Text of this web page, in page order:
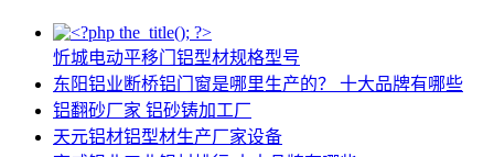
忻城电动平移门铝型材规格型号
东阳铝业断桥铝门窗是哪里生产的？ 十大品牌有哪些
铝翻砂厂家 铝砂铸加工厂
天元铝材铝型材生产厂家设备